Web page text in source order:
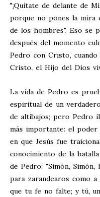
"¡Quítate de delante de
porque no pones la mira
de los hombres". Eso se
después del momento
Pedro con Cristo,
Cristo, el Hijo del Dios
La vida de Pedro es
espiritual de un
de altibajos; pero Pedro
más importante: el poder
en que Jesús fue
conocimiento de la
de Pedro: "Simón, Simón,
para zarandearos como
que tu fe no falte; y tú,